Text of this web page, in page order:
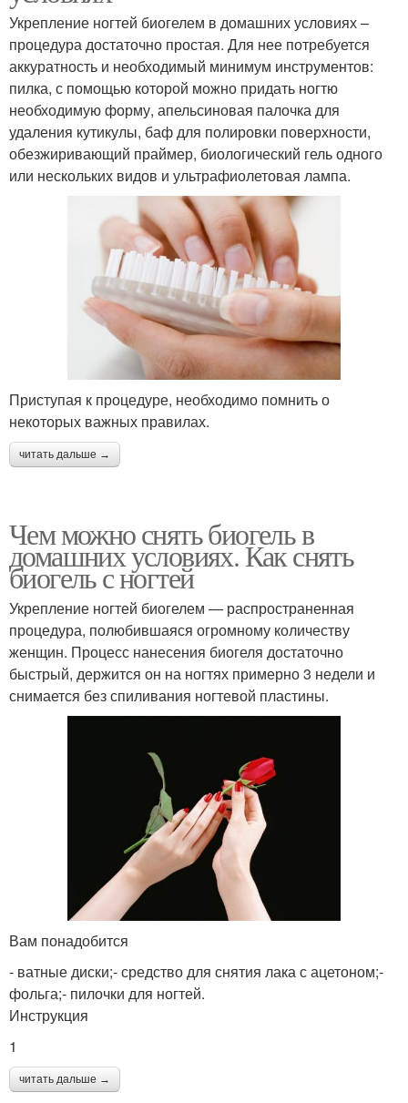
Укрепление ногтей биогелем в домашних условиях –
процедура достаточно простая. Для нее потребуется
аккуратность и необходимый минимум инструментов:
пилка, с помощью которой можно придать ногтю
необходимую форму, апельсиновая палочка для
удаления кутикулы, баф для полировки поверхности,
обезжиривающий праймер, биологический гель одного
или нескольких видов и ультрафиолетовая лампа.
Приступая к процедуре, необходимо помнить о
некоторых важных правилах.
читать дальше →
Чем можно снять биогель в
домашних условиях. Как снять
биогель с ногтей
Укрепление ногтей биогелем — распространенная
процедура, полюбившаяся огромному количеству
женщин. Процесс нанесения биогеля достаточно
быстрый, держится он на ногтях примерно 3 недели и
снимается без спиливания ногтевой пластины.
Вам понадобится
- ватные диски;- средство для снятия лака с ацетоном;-
фольга;- пилочки для ногтей.
Инструкция
1
читать дальше →